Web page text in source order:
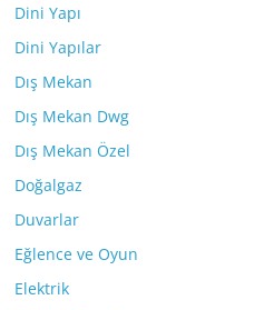
Dini Yapı
Dini Yapılar
Dış Mekan
Dış Mekan Dwg
Dış Mekan Özel
Doğalgaz
Duvarlar
Eğlence ve Oyun
Elektrik